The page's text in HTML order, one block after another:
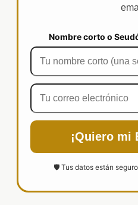
Nombre corto o
¡Quiero mi
🛡️ Tus datos están